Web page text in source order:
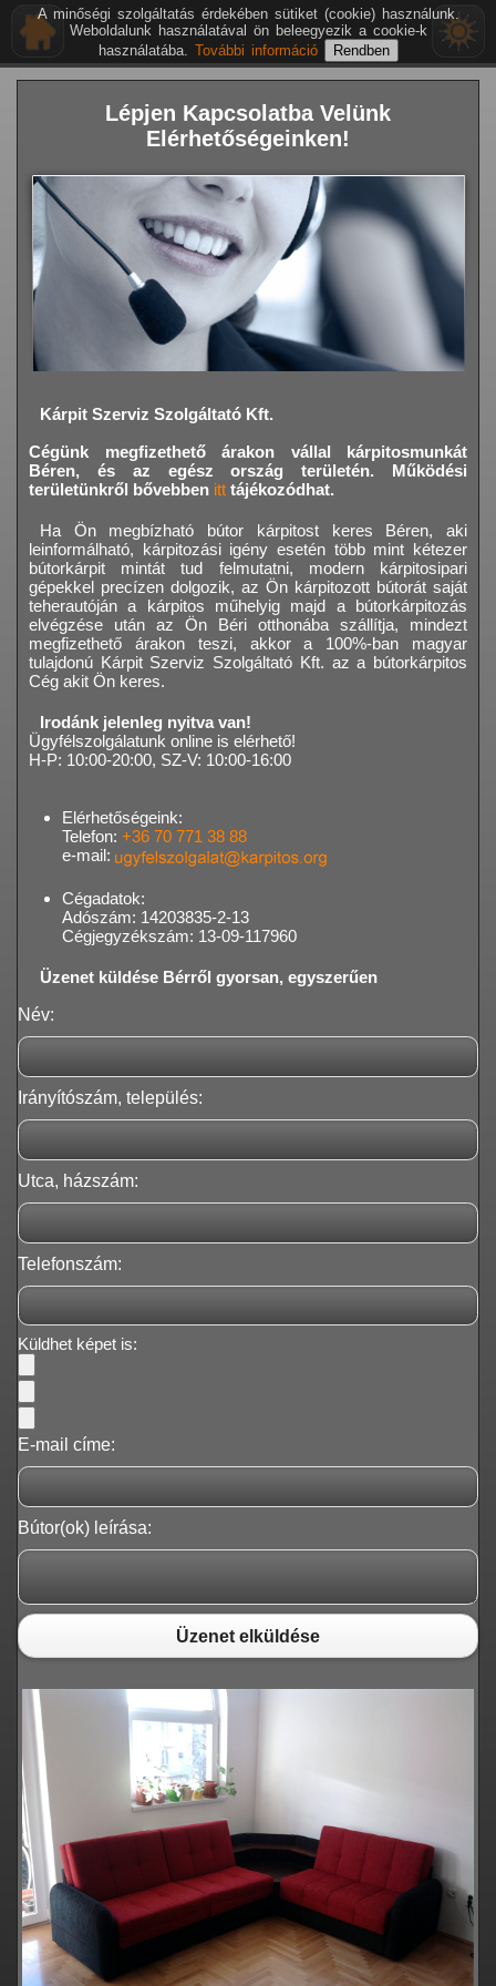
Lépjen Kapcsolatba Velünk
Elérhetőségeinken!
Kárpit Szerviz Szolgáltató Kft.
Cégünk megfizethető árakon vállal kárpitosmunkát
Béren,
és az egész ország területén. Működési
területünkről bővebben itt tájékozódhat.
Ha Ön megbízható bútor kárpitost keres Béren, aki
leinformálható, kárpitozási igény esetén több mint kétezer
bútorkárpit mintát tud felmutatni, modern kárpitosipari
gépekkel precízen dolgozik, az Ön kárpitozott bútorát saját
teherautóján a kárpitos műhelyig majd a bútorkárpitozás
elvégzése után az Ön Béri otthonába szállítja, mindezt
megfizethető árakon teszi, akkor a 100%-ban magyar
tulajdonú Kárpit Szerviz Szolgáltató Kft. az a bútorkárpitos
Cég akit Ön keres.
Irodánk jelenleg nyitva van!
Ügyfélszolgálatunk online is elérhető!
H-P: 10:00-20:00, SZ-V: 10:00-16:00
Elérhetőségeink:
Telefon: +36 70 771 38 88
e-mail:
Cégadatok:
Adószám: 14203835-2-13
Cégjegyzékszám: 13-09-117960
Üzenet küldése Bérről gyorsan, egyszerűen
Név:
Irányítószám, település:
Utca, házszám:
Telefonszám:
Küldhet képet is:
E-mail címe:
Bútor(ok) leírása:
Üzenet elküldése
A minőségi szolgáltatás érdekében sütiket (cookie) használunk.
Weboldalunk használatával ön beleegyezik a cookie-k
használatába. További információ